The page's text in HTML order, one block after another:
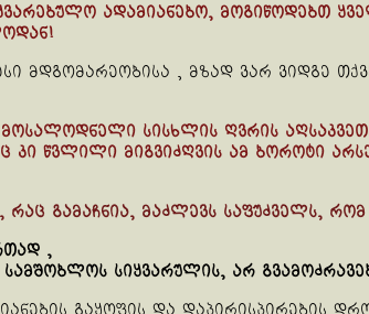
ადამიანებო, მოგიწოდებთ
მდგომარეობისა , მზად ვარ ვიდგე
სისხლის ღვრის
წვლილი მიგვიძღვის ამ ბოროტი
გამაჩნია, მაძლევს საფუძველს,
,
სიყვარულის, არ